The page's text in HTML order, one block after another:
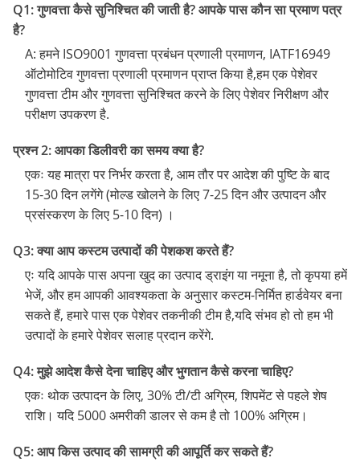
Q1: गुणवत्ता कैसे सुनिश्चित की जाती है? आपके पास कौन सा प्रमाण पत्र
है?
A: हमने ISO9001 गुणवत्ता प्रबंधन प्रणाली प्रमाणन, IATF16949
ऑटोमोटिव गुणवत्ता प्रणाली प्रमाणन प्राप्त किया है,हम एक पेशेवर
गुणवत्ता टीम और गुणवत्ता सुनिश्चित करने के लिए पेशेवर निरीक्षण और
परीक्षण उपकरण है.
प्रश्न 2: आपका डिलीवरी का समय क्या है?
एकः यह मात्रा पर निर्भर करता है, आम तौर पर आदेश की पुष्टि के बाद
15-30 दिन लगेंगे (मोल्ड खोलने के लिए 7-25 दिन और उत्पादन और
प्रसंस्करण के लिए 5-10 दिन) ।
Q3: क्या आप कस्टम उत्पादों की पेशकश करते हैं?
एः यदि आपके पास अपना खुद का उत्पाद ड्राइंग या नमूना है, तो कृपया हमें
भेजें, और हम आपकी आवश्यकता के अनुसार कस्टम-निर्मित हार्डवेयर बना
सकते हैं, हमारे पास एक पेशेवर तकनीकी टीम है,यदि संभव हो तो हम भी
उत्पादों के हमारे पेशेवर सलाह प्रदान करेंगे.
Q4: मुझे आदेश कैसे देना चाहिए और भुगतान कैसे करना चाहिए?
एकः थोक उत्पादन के लिए, 30% टी/टी अग्रिम, शिपमेंट से पहले शेष
राशि। यदि 5000 अमरीकी डालर से कम है तो 100% अग्रिम।
Q5: आप किस उत्पाद की सामग्री की आपूर्ति कर सकते हैं?